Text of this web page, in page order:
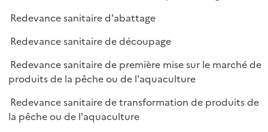
Redevance sanitaire d'abattage
Redevance sanitaire de découpage
Redevance sanitaire de première mise sur le marché de
produits de la pêche ou de l'aquaculture
Redevance sanitaire de transformation de produits de
la pêche ou de l'aquaculture